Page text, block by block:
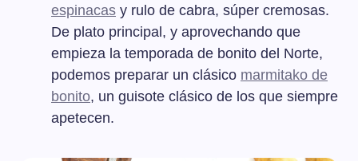
espinacas y rulo de cabra, súper cremosas.
De plato principal, y aprovechando que
empieza la temporada de bonito del Norte,
podemos preparar un clásico marmitako de
bonito, un guisote clásico de los que siempre
apetecen.